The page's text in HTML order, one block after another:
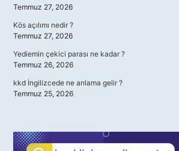
Temmuz 27, 2026
Kös açılımı nedir ?
Temmuz 27, 2026
Yediemin çekici parası ne kadar ?
Temmuz 26, 2026
kkd İngilizcede ne anlama gelir ?
Temmuz 25, 2026